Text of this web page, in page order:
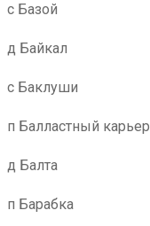
с Базой
д Байкал
с Баклуши
п Балластный карьер
д Балта
п Барабка